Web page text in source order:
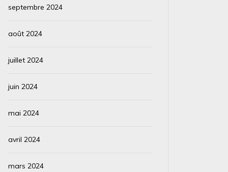
septembre 2024
août 2024
juillet 2024
juin 2024
mai 2024
avril 2024
mars 2024